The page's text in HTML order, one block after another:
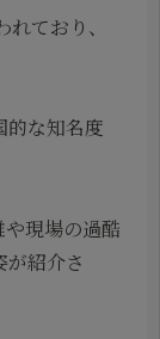
ており、
的な知名度
や現場の過酷
紹介さ